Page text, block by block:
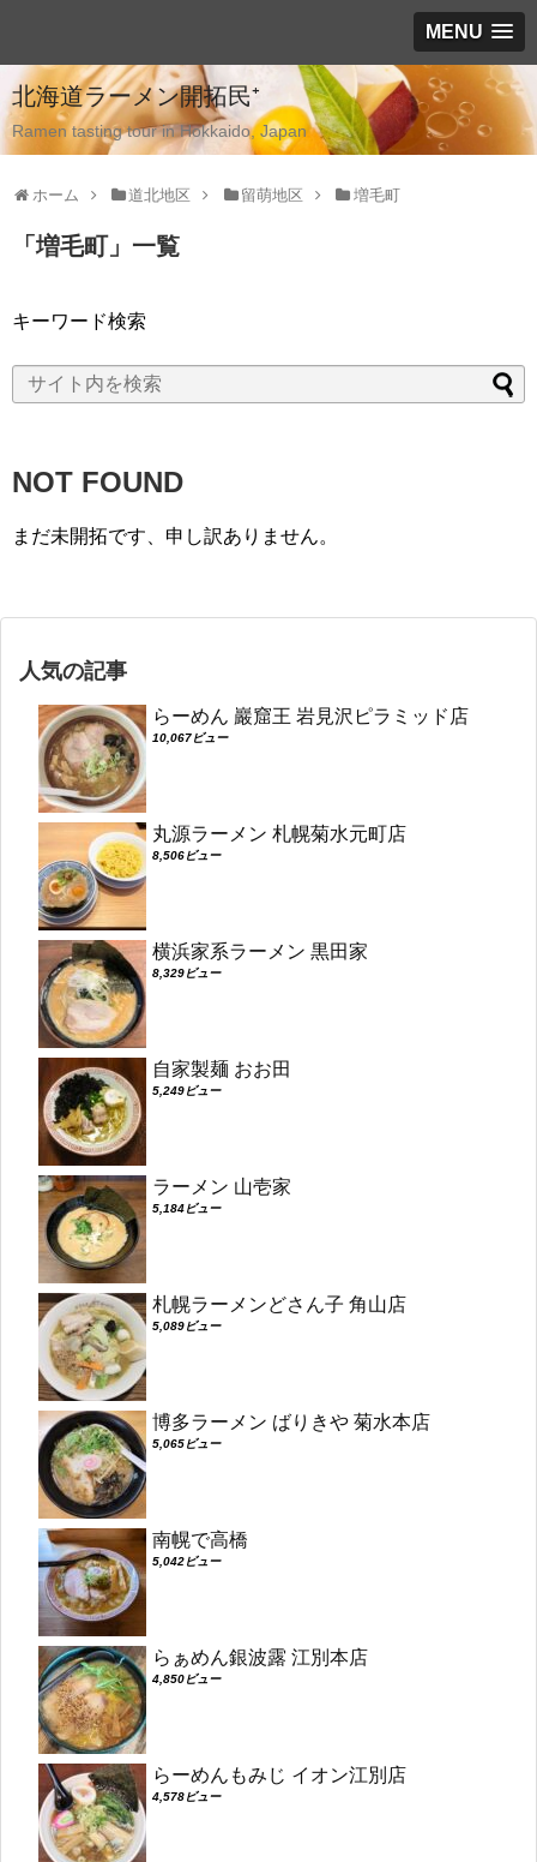
MENU
北海道ラーメン開拓民⁺
Ramen tasting tour in Hokkaido, Japan
ホーム 道北地区 留萌地区 増毛町
「増毛町」 一覧
キーワード検索
NOT FOUND
まだ未開拓です、申し訳ありません。
人気の記事
らーめん 巖窟王 岩見沢ピラミッド店
10,067ビュー
丸源ラーメン 札幌菊水元町店
8,506ビュー
横浜家系ラーメン 黒田家
8,329ビュー
自家製麺 おお田
5,249ビュー
ラーメン 山壱家
5,184ビュー
札幌ラーメンどさん子 角山店
5,089ビュー
博多ラーメン ばりきや 菊水本店
5,065ビュー
南幌で高橋
5,042ビュー
らぁめん銀波露 江別本店
4,850ビュー
らーめんもみじ イオン江別店
4,578ビュー